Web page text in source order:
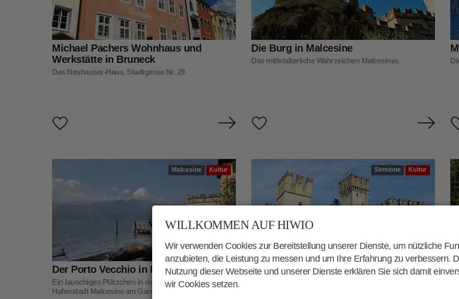
Michael Pachers Wohnhaus und
Werkstätte in Bruneck
Das Neuhauser-Haus, Stadtgasse Nr. 29
Die Burg in Malcesine
Das mittelalterliche Wahrzeichen Malcesines
Malcesine Kultur
Der Porto Vecchio in Malcesine
Ein lauschiges Plätzchen in der geschäftigen
Hafenstadt Malcesine am Gardasee
Sirmione Kultur
Burg Sirmione, das Castello Scaligero
WILLKOMMEN AUF HIWIO
Wir verwenden Cookies zur Bereitstellung unserer Dienste, um nützliche
anzubieten, die Leistung zu messen und um Ihre Erfahrung zu verbessern.
Nutzung dieser Webseite und unserer Dienste erklären Sie sich damit
wir Cookies setzen.